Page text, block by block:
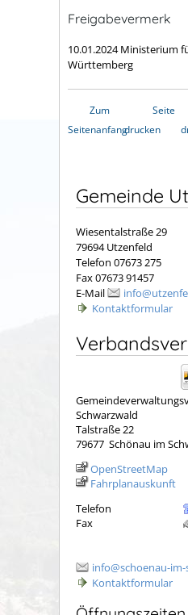
Freigabevermerk
10.01.2024 Ministerium
Württemberg
Zum
Seitenanfang
Seite
drucken
Gemeinde
Wiesentalstraße 29
79694 Utzenfeld
Telefon 07673 275
Fax 07673 91457
E-Mail
Kontaktformular
Schwarzwald
Talstraße 22
79677 Schönau im
OpenStreetMap
Fahrplanauskunft
Telefon
Fax
info@schoenau-
Kontaktformular